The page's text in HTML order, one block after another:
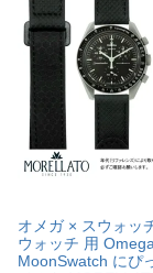
オメガ × スウォッ
ウォッチ 用
MoonSwatch にぴ